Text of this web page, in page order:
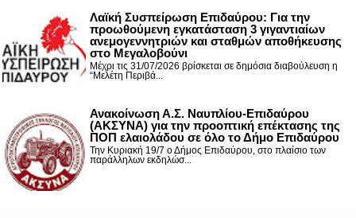
Λαϊκή Συσπείρωση Επιδαύρου: Για την
προωθούμενη εγκατάσταση 3 γιγαντιαίων
ανεμογεννητριών και σταθμών αποθήκευσης
στο Μεγαλοβούνι
Μέχρι τις 31/07/2026 βρίσκεται σε δημόσια διαβούλευση η
“Μελέτη Περιβά...
Ανακοίνωση Α.Σ. Ναυπλίου-Επιδαύρου
(ΑΚΣΥΝΑ) για την προοπτική επέκτασης της
ΠΟΠ ελαιολάδου σε όλο το Δήμο Επιδαύρου
Την Κυριακή 19/7 ο Δήμος Επιδαύρου, στο πλαίσιο των
παράλληλων εκδηλώσ...